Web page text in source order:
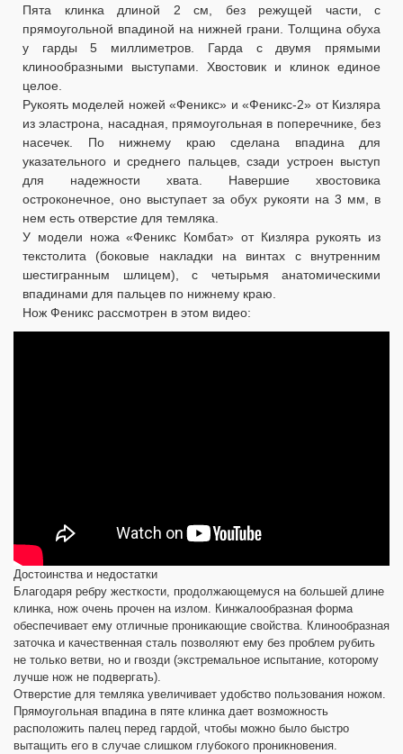
Пята клинка длиной 2 см, без режущей части, с
прямоугольной впадиной на нижней грани. Толщина обуха
у гарды 5 миллиметров. Гарда с двумя прямыми
клинообразными выступами. Хвостовик и клинок единое
целое.
Рукоять моделей ножей «Феникс» и «Феникс-2» от Кизляра
из эластрона, насадная, прямоугольная в поперечнике, без
насечек. По нижнему краю сделана впадина для
указательного и среднего пальцев, сзади устроен выступ
для надежности хвата. Навершие хвостовика
остроконечное, оно выступает за обух рукояти на 3 мм, в
нем есть отверстие для темляка.
У модели ножа «Феникс Комбат» от Кизляра рукоять из
текстолита (боковые накладки на винтах с внутренним
шестигранным шлицем), с четырьмя анатомическими
впадинами для пальцев по нижнему краю.
Нож Феникс рассмотрен в этом видео:
Достоинства и недостатки
Благодаря ребру жесткости, продолжающемуся на большей длине
клинка, нож очень прочен на излом. Кинжалообразная форма
обеспечивает ему отличные проникающие свойства. Клинообразная
заточка и качественная сталь позволяют ему без проблем рубить
не только ветви, но и гвозди (экстремальное испытание, которому
лучше нож не подвергать).
Отверстие для темляка увеличивает удобство пользования ножом.
Прямоугольная впадина в пяте клинка дает возможность
расположить палец перед гардой, чтобы можно было быстро
вытащить его в случае слишком глубокого проникновения.